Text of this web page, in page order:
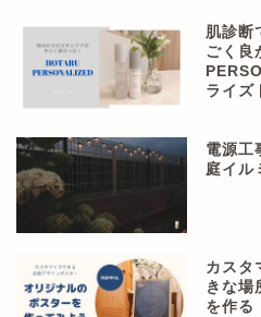
肌診断
ごく良
ライズ
電源工
庭イル
カスタ
きな場
を作る